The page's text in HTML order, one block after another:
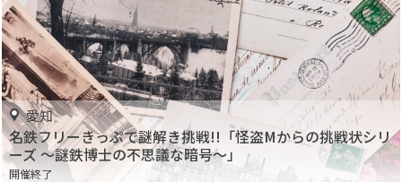
愛知
名鉄フリーきっぷで謎解き挑戦!!「怪盗Mからの挑戦状シリ
ーズ ～謎鉄博士の不思議な暗号～」
開催終了